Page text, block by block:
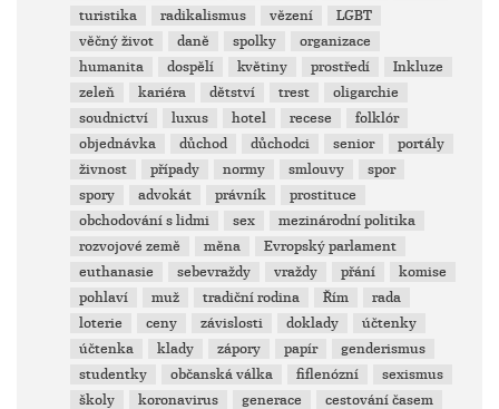
turistika
radikalismus vězení
LGBT
věčný život
daně spolky
organizace
humanita
dospělí květiny prostředí
Inkluze
zeleň
kariéra dětství trest
oligarchie
soudnictví
luxus hotel recese
folklór
objednávka
důchod důchodci senior
portály
živnost
případy normy smlouvy
spor
spory
advokát právník
prostituce
obchodování s lidmi
sex
mezinárodní politika
rozvojové země
měna
Evropský parlament
euthanasie
sebevraždy vraždy přání
komise
pohlaví
muž tradiční rodina Řím
rada
loterie
ceny závislosti doklady
účtenky
účtenka
klady zápory papír
genderismus
studentky
občanská válka fiflenózní
sexismus
školy
koronavirus generace cestování časem